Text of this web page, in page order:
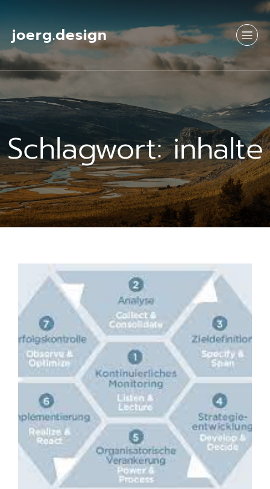
joerg.design
Schlagwort:inhalte